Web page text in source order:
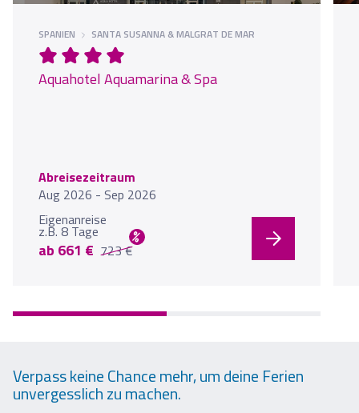
SPANIEN SANTA SUSANNA & MALGRAT DE MAR
Aquahotel Aquamarina & Spa
Abreisezeitraum
Aug 2026 - Sep 2026
Eigenanreise
z.B. 8 Tage
ab 661 € 723 €
%
Verpass keine Chance mehr, um deine Ferien
unvergesslich zu machen.